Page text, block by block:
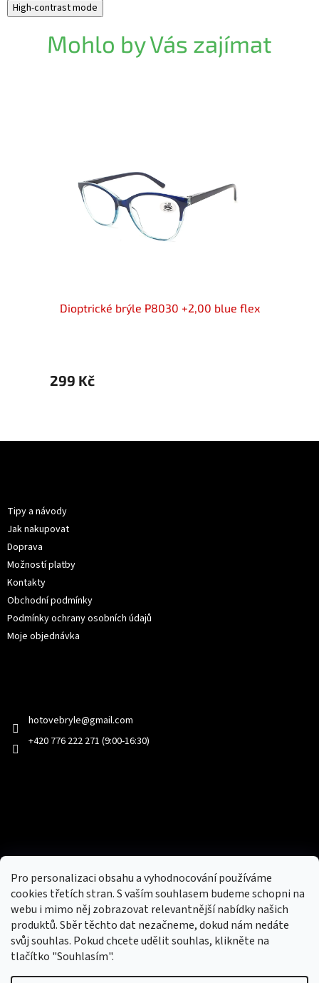
Pro personalizaci obsahu a vyhodnocování používáme
cookies třetích stran. S vaším souhlasem budeme schopni na
webu i mimo něj zobrazovat relevantnější nabídky našich
produktů. Sběr těchto dat nezačneme, dokud nám nedáte
svůj souhlas. Pokud chcete udělit souhlas, klikněte na
tlačítko "Souhlasím".
High-contrast mode
Mohlo by Vás zajímat
Dioptrické brýle P8030 +2,00 blue flex
299 Kč
Tipy a návody
Jak nakupovat
Doprava
Možností platby
Kontakty
Obchodní podmínky
Podmínky ochrany osobních údajů
Moje objednávka
hotovebryle@gmail.com
+420 776 222 271 (9:00-16:30)
Nový obchod s batohy, cestovními zavazadly, tašky a peněženky